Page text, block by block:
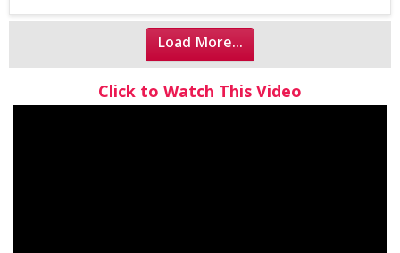
Load More...
Click to Watch This Video